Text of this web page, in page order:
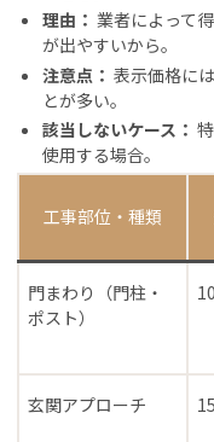
理由： 業者によって
が出やすいから。
注意点： 表示価格に
とが多い。
該当しないケース：
使用する場合。
工事部位・種類
門まわり（門柱・
ポスト）
玄関アプローチ